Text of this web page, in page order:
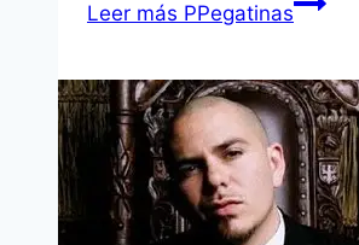
Leer más PPegatinas